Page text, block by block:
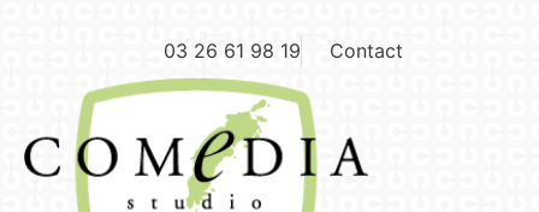
03 26 61 98 19 Contact